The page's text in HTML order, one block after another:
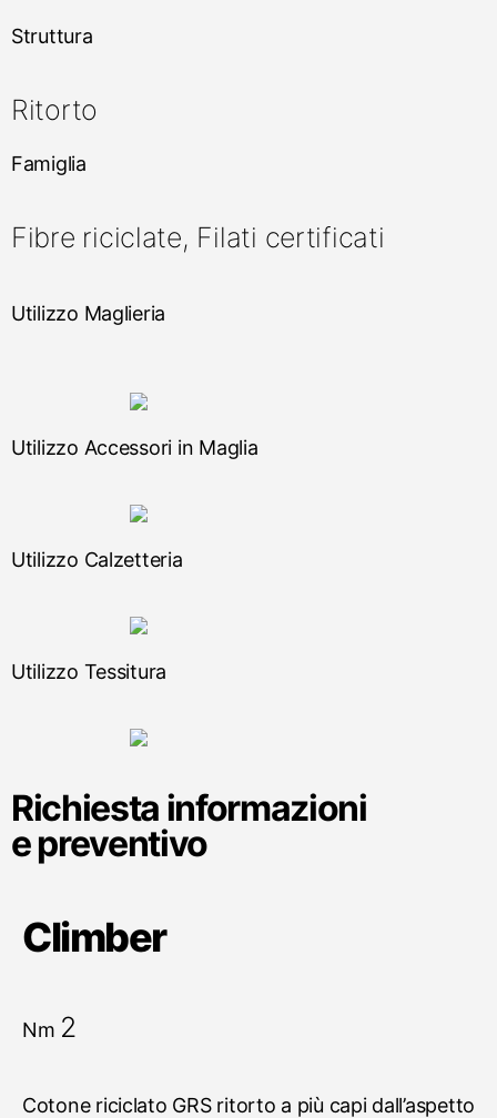
Struttura
Ritorto
Famiglia
Fibre riciclate, Filati certificati
Utilizzo Maglieria
Utilizzo Accessori in Maglia
Utilizzo Calzetteria
Utilizzo Tessitura
Richiesta informazioni
e preventivo
Climber
Nm 2
Cotone riciclato GRS ritorto a più capi dall’aspetto